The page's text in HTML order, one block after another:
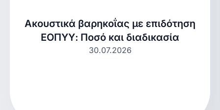
Ακουστικά βαρηκοΐας με επιδότηση
ΕΟΠΥΥ: Ποσό και διαδικασία
30.07.2026